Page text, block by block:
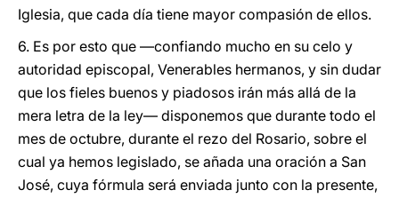
Iglesia, que cada día tiene mayor compasión de ellos.
6. Es por esto que —confiando mucho en su celo y
autoridad episcopal, Venerables hermanos, y sin dudar
que los fieles buenos y piadosos irán más allá de la
mera letra de la ley— disponemos que durante todo el
mes de octubre, durante el rezo del Rosario, sobre el
cual ya hemos legislado, se añada una oración a San
José, cuya fórmula será enviada junto con la presente,